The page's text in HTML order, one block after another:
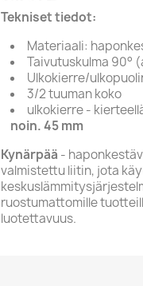
Tekniset tiedot:
Materiaali:
Taivutuskulma 90°
Ulkokierre/
3/2 tuuman koko
ulkokierre -
noin. 45 mm
Kynärpää -
valmistettu liitin, jota
ruostumattomille
luotettavuus.